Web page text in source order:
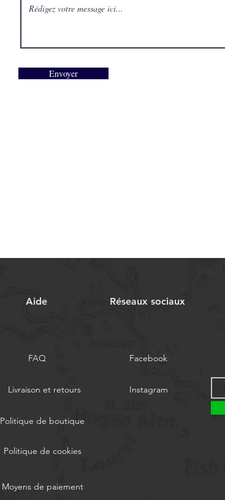
Envoyer
Aide Réseaux sociaux
FAQ
Livraison et retours
Politique de boutique
Facebook
Instagram
Politique de cookies
Moyens de paiement